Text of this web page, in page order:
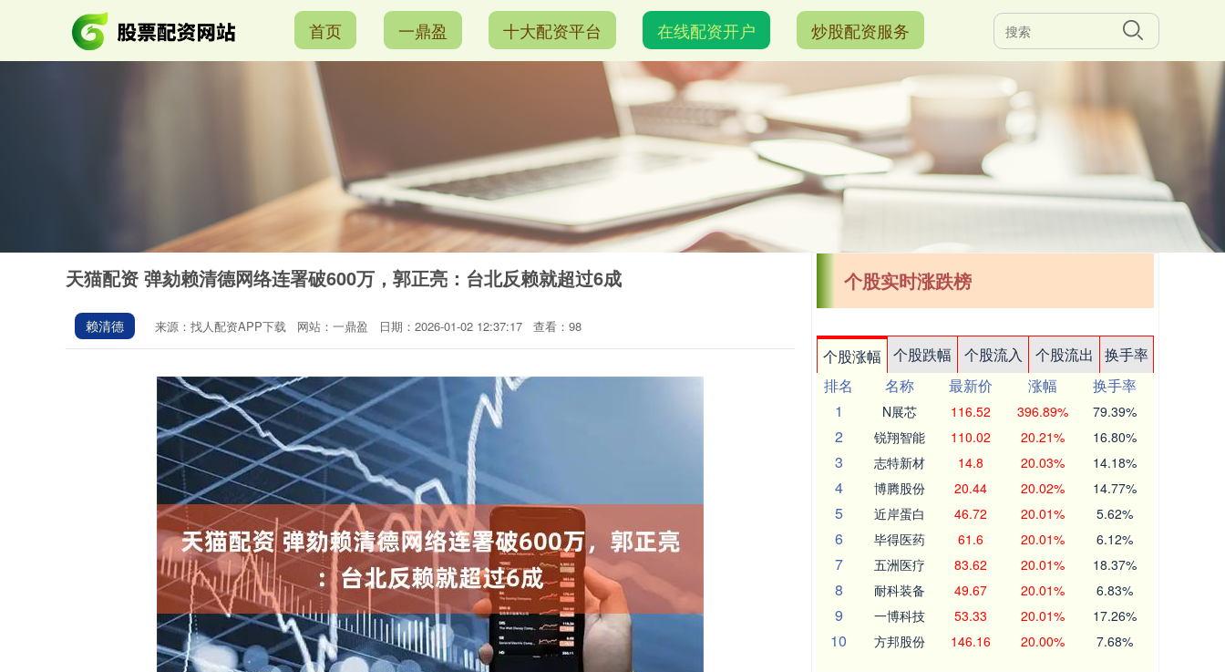
首页 一鼎盈 十大配资平台 在线配资开户 炒股配资服务
天猫配资 弹劾赖清德网络连署破600万，郭正亮：台北反赖就超过6成
赖清德 来源：找人配资APP下载 网站：一鼎盈 日期：2026-01-02 12:37:17 查看：98
个股实时涨跌榜
个股涨幅 个股跌幅 个股流入 个股流出
换手率
排名
名称 最新价 涨幅
换手率
1
N展芯 116.52 396.89% 79.39%
2 锐翔智能 110.02 20.21% 16.80%
3 志特新材 14.8 20.03% 14.18%
4 博腾股份 20.44 20.02% 14.77%
5 近岸蛋白 46.72 20.01% 5.62%
6 毕得医药 61.6 20.01% 6.12%
7 五洲医疗 83.62 20.01% 18.37%
8 耐科装备 49.67 20.01% 6.83%
9 一博科技 53.33 20.01% 17.26%
10 方邦股份 146.16 20.00% 7.68%